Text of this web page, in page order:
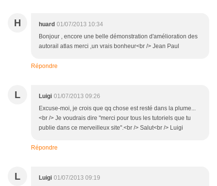
H huard 01/07/2013 10:34
Bonjour , encore une belle démonstration d'amélioration des
autorail atlas merci ,un vrais bonheur<br /> Jean Paul
Répondre
L Luigi 01/07/2013 09:26
Excuse-moi, je crois que qq chose est resté dans la plume...
<br /> Je voudrais dire "merci pour tous les tutoriels que tu
publie dans ce merveilleux site".<br /> Salut<br /> Luigi
Répondre
L Luigi 01/07/2013 09:19